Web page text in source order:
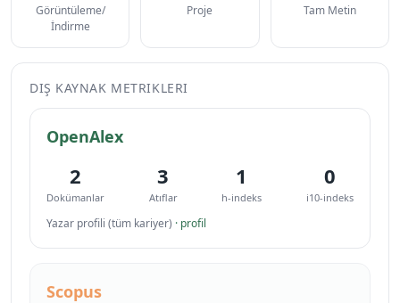
Görüntüleme/
İndirme
Proje Tam Metin
DIŞ KAYNAK METRIKLERI
OpenAlex
2
Dokümanlar
3
Atıflar
1
h-indeks
0
i10-indeks
Yazar profili (tüm kariyer) · profil
Scopus